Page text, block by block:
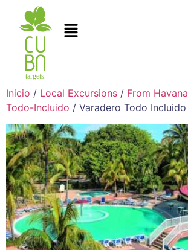
Inicio / Local Excursions / From Havana
Todo-Incluido / Varadero Todo Incluido